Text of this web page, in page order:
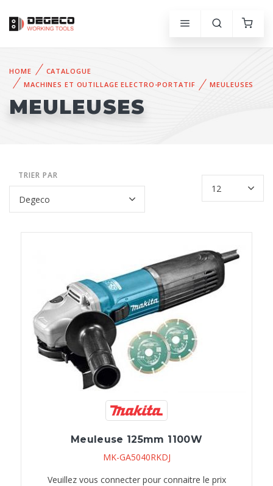
HOME
CATALOGUE
MACHINES ET OUTILLAGE ELECTRO-PORTATIF
MEULEUSES
MEULEUSES
TRIER PAR
Meuleuse 125mm 1100W
MK-GA5040RKDJ
Veuillez vous connecter pour connaitre le prix